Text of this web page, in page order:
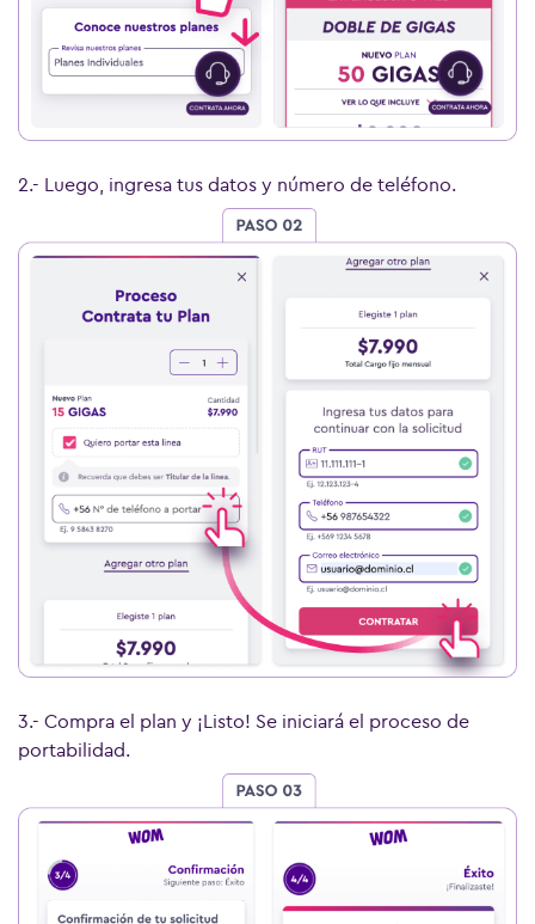
2.- Luego, ingresa tus datos y número de teléfono.
3.- Compra el plan y ¡Listo! Se iniciará el proceso de
portabilidad.